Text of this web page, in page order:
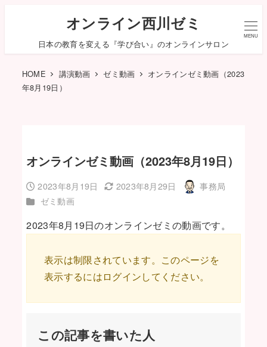
オンライン西川ゼミ
日本の教育を変える『学び合い』のオンラインサロン
MENU
HOME 講演動画 ゼミ動画
オンラインゼミ動画（2023
年8月19日）
オンラインゼミ動画（2023年8月19日）
投稿日
2023年8月19日
更新日
2023年8月29日
著
事務局
カテゴリー
ゼミ動画
2023年8月19日のオンラインゼミの動画です。
表示は制限されています。このページを
表示するにはログインしてください。
この記事を書いた人